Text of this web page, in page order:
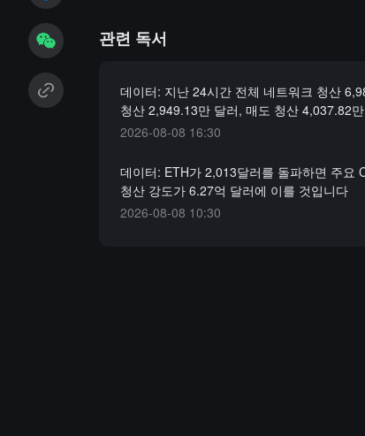
관련 독서
데이터: 지난 24시간 전체 네트워크 청산
청산 2,949.13만 달러, 매도 청산 4,037.82
2026-08-08 16:30
데이터: ETH가 2,013달러를 돌파하면 주요
청산 강도가 6.27억 달러에 이를 것입니다
2026-08-08 10:30